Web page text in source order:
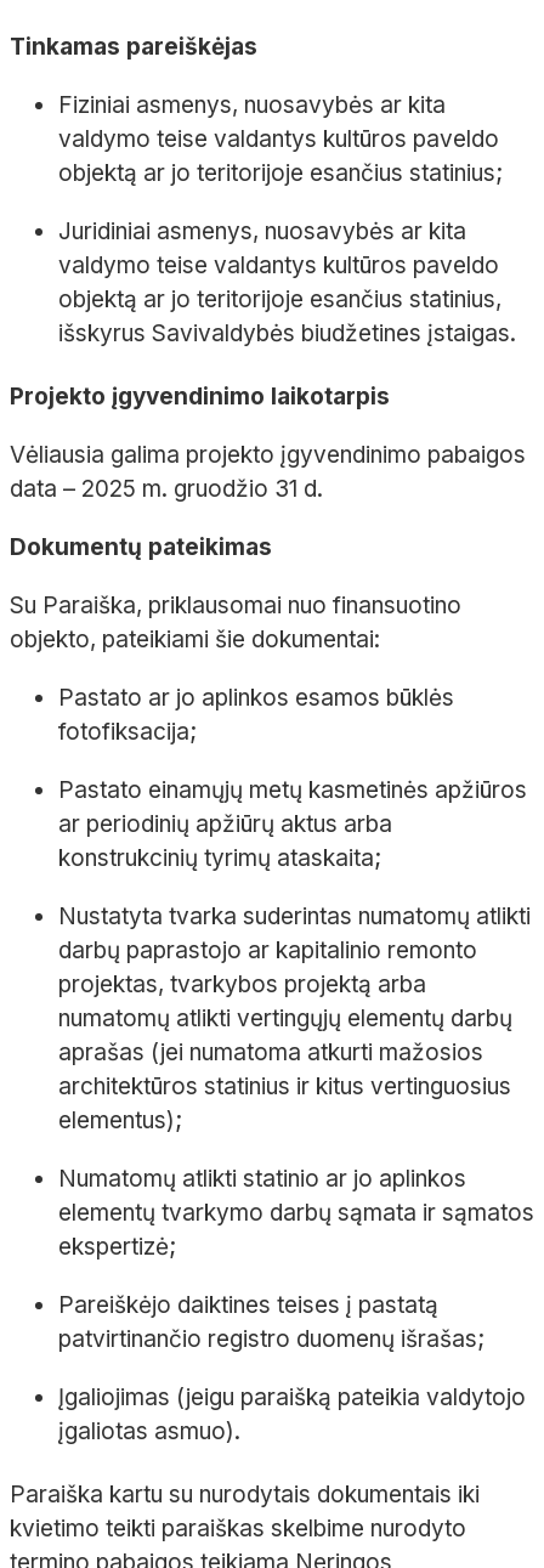
Tinkamas pareiškėjas
Fiziniai asmenys, nuosavybės ar kita
valdymo teise valdantys kultūros paveldo
objektą ar jo teritorijoje esančius statinius;
Juridiniai asmenys, nuosavybės ar kita
valdymo teise valdantys kultūros paveldo
objektą ar jo teritorijoje esančius statinius,
išskyrus Savivaldybės biudžetines įstaigas.
Projekto įgyvendinimo laikotarpis
Vėliausia galima projekto įgyvendinimo pabaigos
data – 2025 m. gruodžio 31 d.
Dokumentų pateikimas
Su Paraiška, priklausomai nuo finansuotino
objekto, pateikiami šie dokumentai:
Pastato ar jo aplinkos esamos būklės
fotofiksacija;
Pastato einamųjų metų kasmetinės apžiūros
ar periodinių apžiūrų aktus arba
konstrukcinių tyrimų ataskaita;
Nustatyta tvarka suderintas numatomų atlikti
darbų paprastojo ar kapitalinio remonto
projektas, tvarkybos projektą arba
numatomų atlikti vertingųjų elementų darbų
aprašas (jei numatoma atkurti mažosios
architektūros statinius ir kitus vertinguosius
elementus);
Numatomų atlikti statinio ar jo aplinkos
elementų tvarkymo darbų sąmata ir sąmatos
ekspertizė;
Pareiškėjo daiktines teises į pastatą
patvirtinančio registro duomenų išrašas;
Įgaliojimas (jeigu paraišką pateikia valdytojo
įgaliotas asmuo).
Paraiška kartu su nurodytais dokumentais iki
kvietimo teikti paraiškas skelbime nurodyto